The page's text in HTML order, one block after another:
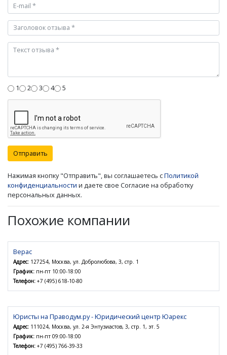
1 2 3 4 5
Отправить
Нажимая кнопку "Отправить", вы соглашаетесь сПолитикой
конфиденциальности и даете свое Согласие на обработку
персональных данных.
Похожие компании
Верас
Адрес: 127254, Москва, ул. Добролюбова, 3, стр. 1
График: пн-пт 10:00-18:00
Телефон: +7 (495) 618-10-80
Юристы на Праводум.ру - Юридический центр Юарекс
Адрес: 111024, Москва, ул. 2-я Энтузиастов, 3, стр. 1, эт. 5
График: пн-пт 09:00-18:00
Телефон: +7 (495) 766-39-33